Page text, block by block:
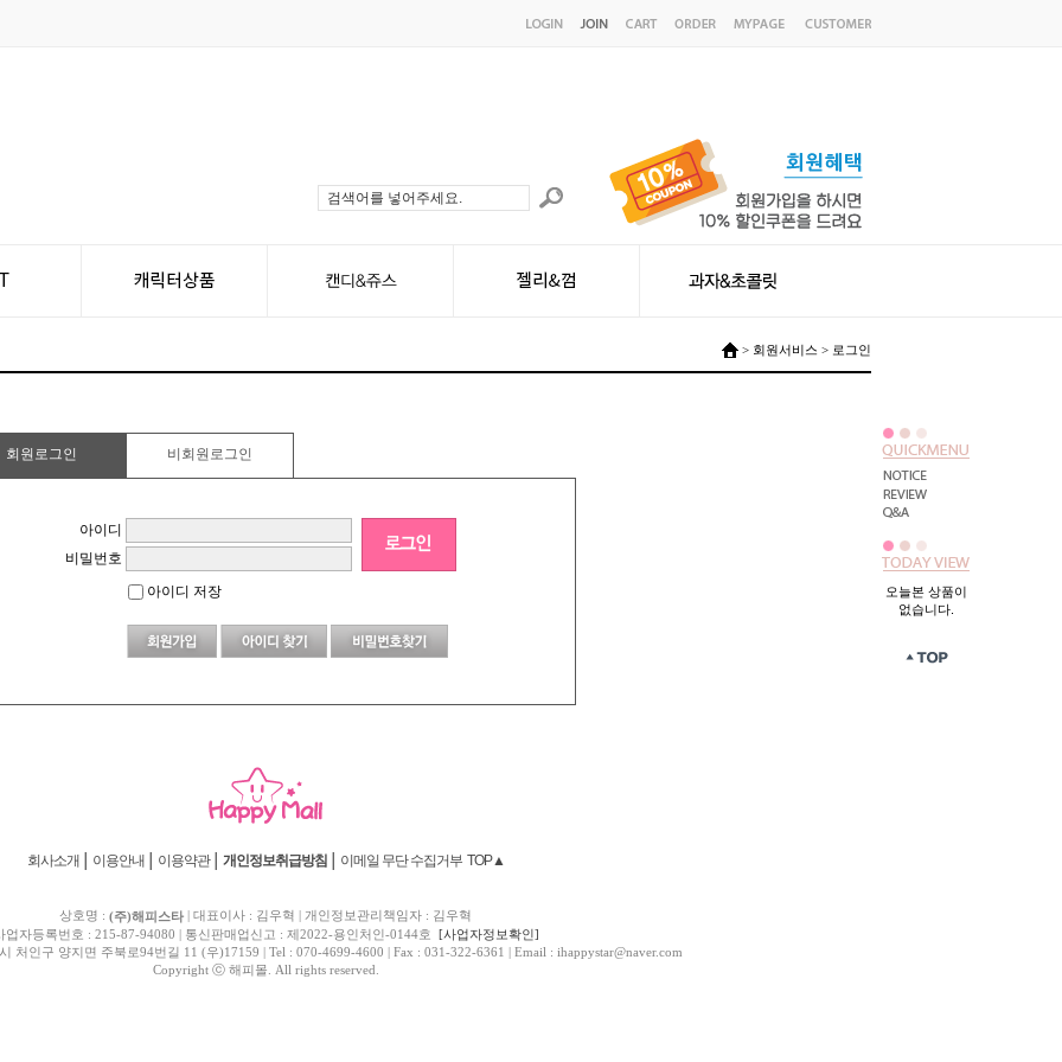
오늘본 상품이
없습니다.
> 회원서비스 > 로그인
회원로그인 비회원로그인
아이디
비밀번호
아이디 저장
회사소개 이용안내 이용약관│ 개인정보취급방침 이메일 무단 수집거부 TOP▲
상호명 : (주)해피스타 | 대표이사 : 김우혁 | 개인정보관리책임자 : 김우혁
업자등록번호 : 215-87-94080 | 통신판매업신고 : 제2022-용인처인-0144호 [사업자정보확인]
처인구 양지면 주북로94번길 11 (우)17159 | Tel : 070-4699-4600 | Fax : 031-322-6361 | Email : ihappystar@naver.com
Copyright ⓒ 해피몰. All rights reserved.